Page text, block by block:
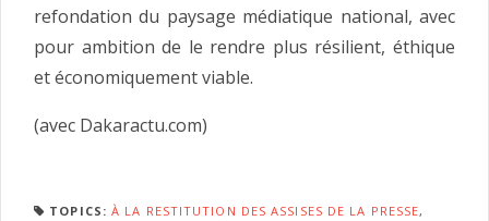
refondation du paysage médiatique national, avec
pour ambition de le rendre plus résilient, éthique
et économiquement viable.
(avec Dakaractu.com)
TOPICS: À LA RESTITUTION DES ASSISES DE LA PRESSE,